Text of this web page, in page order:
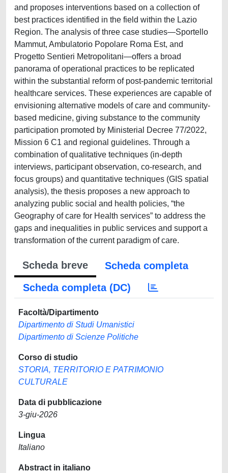
and proposes interventions based on a collection of
best practices identified in the field within the Lazio
Region. The analysis of three case studies—Sportello
Mammut, Ambulatorio Popolare Roma Est, and
Progetto Sentieri Metropolitani—offers a broad
panorama of operational practices to be replicated
within the substantial reform of post-pandemic territorial
healthcare services. These experiences are capable of
envisioning alternative models of care and community-
based medicine, giving substance to the community
participation promoted by Ministerial Decree 77/2022,
Mission 6 C1 and regional guidelines. Through a
combination of qualitative techniques (in-depth
interviews, participant observation, co-research, and
focus groups) and quantitative techniques (GIS spatial
analysis), the thesis proposes a new approach to
analyzing public social and health policies, “the
Geography of care for Health services” to address the
gaps and inequalities in public services and support a
transformation of the current paradigm of care.
Scheda breve
Scheda completa
Scheda completa (DC)
Facoltà/Dipartimento
Dipartimento di Studi Umanistici
Dipartimento di Scienze Politiche
Corso di studio
STORIA, TERRITORIO E PATRIMONIO
CULTURALE
Data di pubblicazione
3-giu-2026
Lingua
Italiano
Abstract in italiano